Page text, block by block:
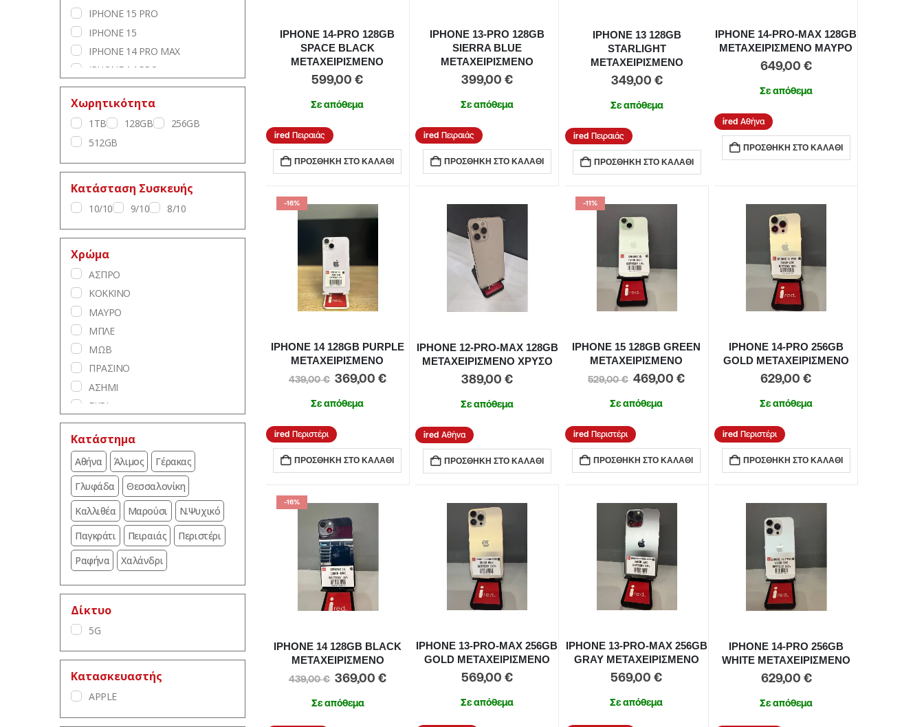
IPHONE 14-PRO 128GB
SPACE BLACK
ΜΕΤΑΧΕΙΡΙΣΜΕΝΟ
599,00€
Σε απόθεμα
Πειραιάς
ΠΡΟΣΘΉΚΗ ΣΤΟ ΚΑΛΆΘΙ
IPHONE 13-PRO 128GB
SIERRA BLUE
ΜΕΤΑΧΕΙΡΙΣΜΕΝΟ
399,00 €
Σε απόθεμα
Πειραιάς
ΠΡΟΣΘΉΚΗ ΣΤΟ ΚΑΛΆΘΙ
IPHONE 13 128GB
STARLIGHT
ΜΕΤΑΧΕΙΡΙΣΜΕΝΟ
349,00 €
Σε απόθεμα
Πειραιάς
ΠΡΟΣΘΉΚΗ ΣΤΟ ΚΑΛΆΘΙ
IPHONE 14-PRO-MAX 128GB
ΜΕΤΑΧΕΙΡΙΣΜΕΝΟ ΜΑΥΡΟ
649,00 €
Σε απόθεμα
Αθήνα
ΠΡΟΣΘΉΚΗ ΣΤΟ ΚΑΛΆΘΙ
-16%
IPHONE 14 128GB PURPLE
ΜΕΤΑΧΕΙΡΙΣΜΕΝΟ
439,00€ 369,00 €
Σε απόθεμα
Περιστέρι
ΠΡΟΣΘΉΚΗ ΣΤΟ ΚΑΛΆΘΙ
IPHONE 12-PRO-MAX 128GB
ΜΕΤΑΧΕΙΡΙΣΜΕΝΟ ΧΡΥΣΟ
389,00€
Σε απόθεμα
Αθήνα
ΠΡΟΣΘΉΚΗ ΣΤΟ ΚΑΛΆΘΙ
-11%
IPHONE 15 128GB GREEN
ΜΕΤΑΧΕΙΡΙΣΜΕΝΟ
529,00€ 469,00€
Σε απόθεμα
Περιστέρι
ΠΡΟΣΘΉΚΗ ΣΤΟ ΚΑΛΆΘΙ
IPHONE 14-PRO 256GB
GOLD ΜΕΤΑΧΕΙΡΙΣΜΕΝΟ
629,00€
Σε απόθεμα
Περιστέρι
ΠΡΟΣΘΉΚΗ ΣΤΟ ΚΑΛΆΘΙ
-16%
IPHONE 14 128GB BLACK
ΜΕΤΑΧΕΙΡΙΣΜΕΝΟ
439,00€ 369,00€
Σε απόθεμα
IPHONE 13-PRO-MAX 256GB
GOLD ΜΕΤΑΧΕΙΡΙΣΜΕΝΟ
569,00 €
Σε απόθεμα
IPHONE 13-PRO-MAX 256GB
GRAY ΜΕΤΑΧΕΙΡΙΣΜΕΝΟ
569,00€
Σε απόθεμα
IPHONE 14-PRO 256GB
WHITE ΜΕΤΑΧΕΙΡΙΣΜΕΝΟ
629,00 €
Σε απόθεμα
IPHONE 15 PRO
IPHONE 15
IPHONE 14 PRO MAX
IPHONE 14 PRO
IPHONE 14 PLUS
IPHONE 14
IPHONE 13 PRO MAX
IPHONE 13 PRO
IPHONE 13
IPHONE 12 PRO MAX
Χωρητικότητα
1TB 128GB
256GB
512GB
Κατάσταση Συσκευής
10/10 9/10 8/10
Χρώμα
ΑΣΠΡΟ
ΚΟΚΚΙΝΟ
ΜΑΥΡΟ
ΜΠΛΕ
ΜΩΒ
ΠΡΑΣΙΝΟ
ΑΣΗΜΙ
ΓΚΡΙ
ΧΡΥΣΟ
Κατάστημα
Αθήνα Άλιμος
Γέρακας
Γλυφάδα
Θεσσαλονίκη
Καλλιθέα
Μαρούσι
Ν.Ψυχικό
Παγκράτι
Πειραιάς
Περιστέρι
Ραφήνα
Χαλάνδρι
Δίκτυο
5G
Κατασκευαστής
APPLE